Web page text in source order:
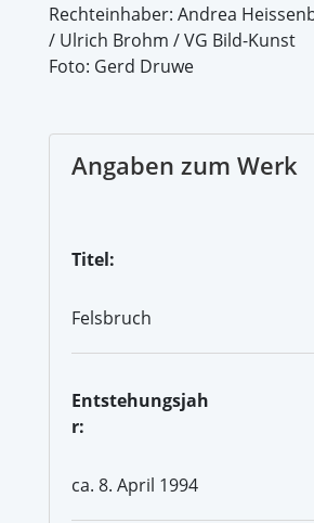
Rechteinhaber: Andrea
/ Ulrich Brohm / VG Bild-Kunst
Foto: Gerd Druwe
Angaben zum Werk
Titel:
Felsbruch
Entstehungsjah
r:
ca. 8. April 1994